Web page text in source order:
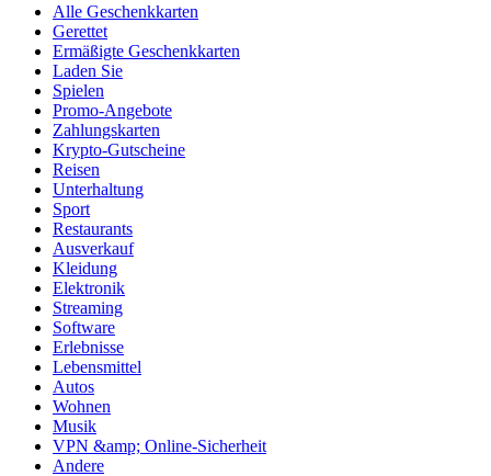
Alle Geschenkkarten
Gerettet
Ermäßigte Geschenkkarten
Laden Sie
Spielen
Promo-Angebote
Zahlungskarten
Krypto-Gutscheine
Reisen
Unterhaltung
Sport
Restaurants
Ausverkauf
Kleidung
Elektronik
Streaming
Software
Erlebnisse
Lebensmittel
Autos
Wohnen
Musik
VPN &amp; Online-Sicherheit
Andere